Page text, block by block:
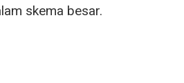
skema besar.